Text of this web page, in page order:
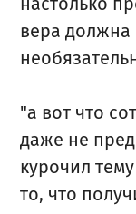
вера должна
"а вот что
даже не
курочил
то, что